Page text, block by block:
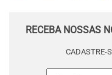
RECEBA NOSSAS
CADASTRE-